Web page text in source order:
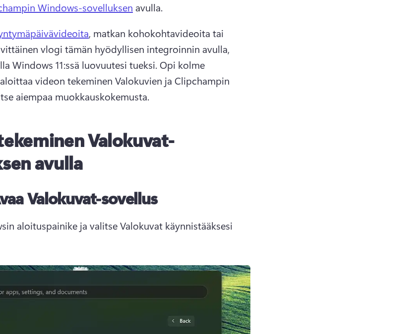
Windows-sovelluksen avulla.
, matkan kohokohtavideoita tai
vlogi tämän hyödyllisen integroinnin avulla,
Windows 11:ssä luovuutesi tueksi. Opi kolme
videon tekeminen Valokuvien ja Clipchampin
aiempaa muokkauskokemusta.
Valokuvat-
avulla
Valokuvat-sovellus
aloituspainike ja valitse Valokuvat käynnistääksesi